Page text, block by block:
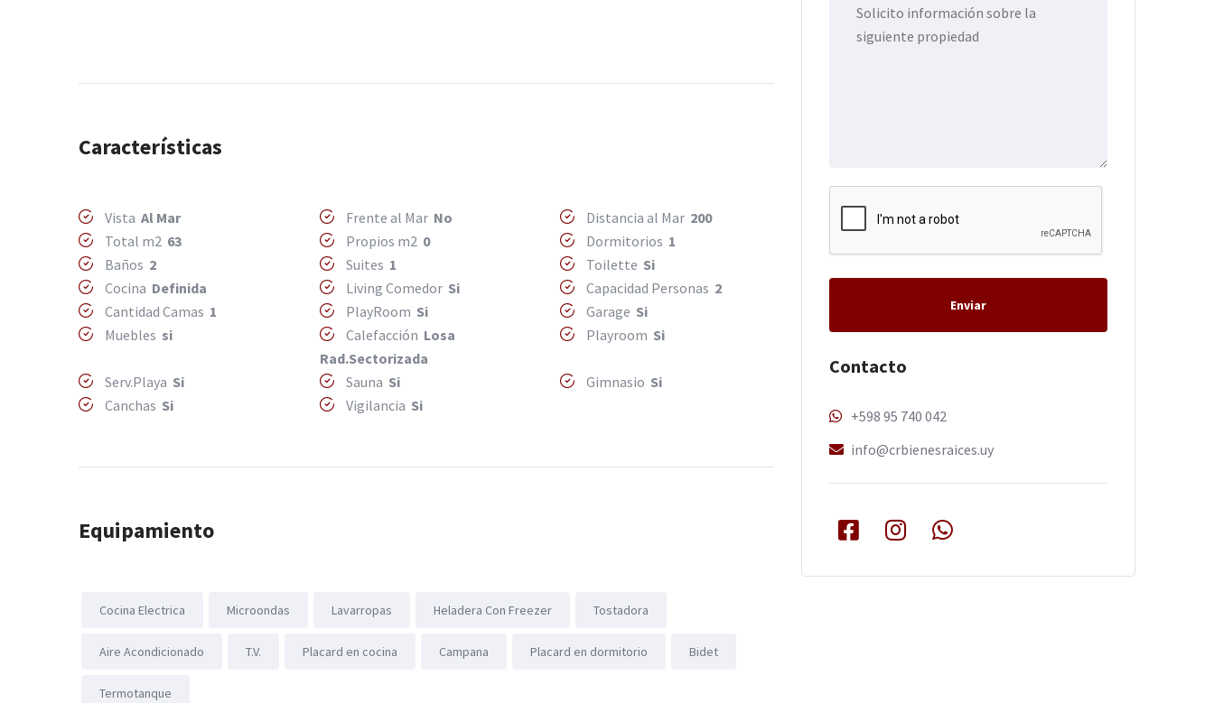
Características
Vista Al Mar Frente al Mar No Distancia al Mar 200
Total m2 63 Propios m2 0 Dormitorios 1
Baños 2 Suites 1 Toilette Si
Cocina Definida Living Comedor Si Capacidad Personas 2
Cantidad Camas 1 PlayRoom Si Garage Si
Muebles si Calefacción Losa
Rad.Sectorizada
Playroom Si
Serv.Playa Si Sauna Si Gimnasio Si
Canchas Si Vigilancia Si
Equipamiento
Cocina Electrica Microondas Lavarropas Heladera Con Freezer Tostadora
Aire Acondicionado T.V. Placard en cocina Campana Placard en dormitorio Bidet
Termotanque
Enviar
Contacto
+598 95 740 042
info@crbienesraices.uy